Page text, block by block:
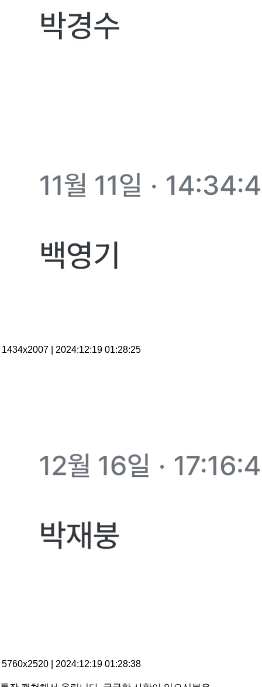
1434x2007 | 2024:12:19 01:28:25
5760x2520 | 2024:12:19 01:28:38